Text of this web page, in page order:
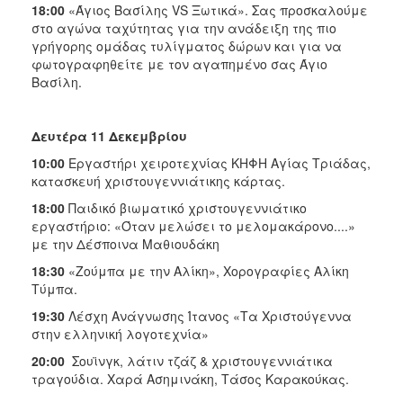
18:00 «Άγιος Βασίλης VS Ξωτικά». Σας προσκαλούμε
στο αγώνα ταχύτητας για την ανάδειξη της πιο
γρήγορης ομάδας τυλίγματος δώρων και για να
φωτογραφηθείτε με τον αγαπημένο σας Άγιο
Βασίλη.
Δευτέρα 11 Δεκεμβρίου
10:00 Εργαστήρι χειροτεχνίας ΚΗΦΗ Αγίας Τριάδας,
κατασκευή χριστουγεννιάτικης κάρτας.
18:00 Παιδικό βιωματικό χριστουγεννιάτικο
εργαστήριο: «Όταν μελώσει το μελομακάρονο....»
με την Δέσποινα Μαθιουδάκη
18:30 «Ζούμπα με την Αλίκη», Χορογραφίες Αλίκη
Τύμπα.
19:30 Λέσχη Ανάγνωσης Ίτανος «Τα Χριστούγεννα
στην ελληνική λογοτεχνία»
20:00 Σουϊνγκ, λάτιν τζάζ & χριστουγεννιάτικα
τραγούδια. Χαρά Ασημινάκη, Τάσος Καρακούκας.